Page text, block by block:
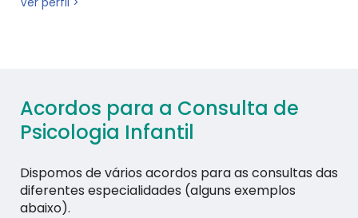
Acordos para a Consulta de
Psicologia Infantil
Dispomos de vários acordos para as consultas das
diferentes especialidades (alguns exemplos
abaixo).